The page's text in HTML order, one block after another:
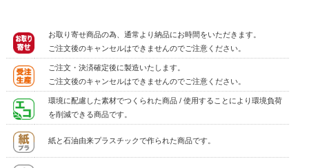
お取り寄せ商品の為、通常より納品にお時間をいただきます。
ご注文後のキャンセルはできませんのでご注意ください。
ご注文・決済確定後に製造いたします。
ご注文後のキャンセルはできませんのでご注意ください。
環境に配慮した素材でつくられた商品 / 使用することにより環境負荷
を削減できる商品です。
紙と石油由来プラスチックで作られた商品です。